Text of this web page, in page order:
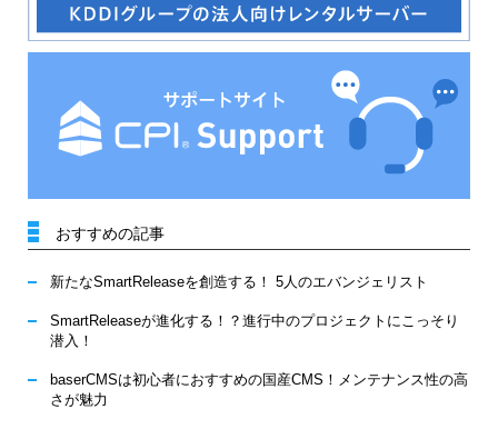
おすすめの記事
新たなSmartReleaseを創造する！ 5人のエバンジェリスト
SmartReleaseが進化する！？進行中のプロジェクトにこっそり
潜入！
baserCMSは初心者におすすめの国産CMS！メンテナンス性の高
さが魅力